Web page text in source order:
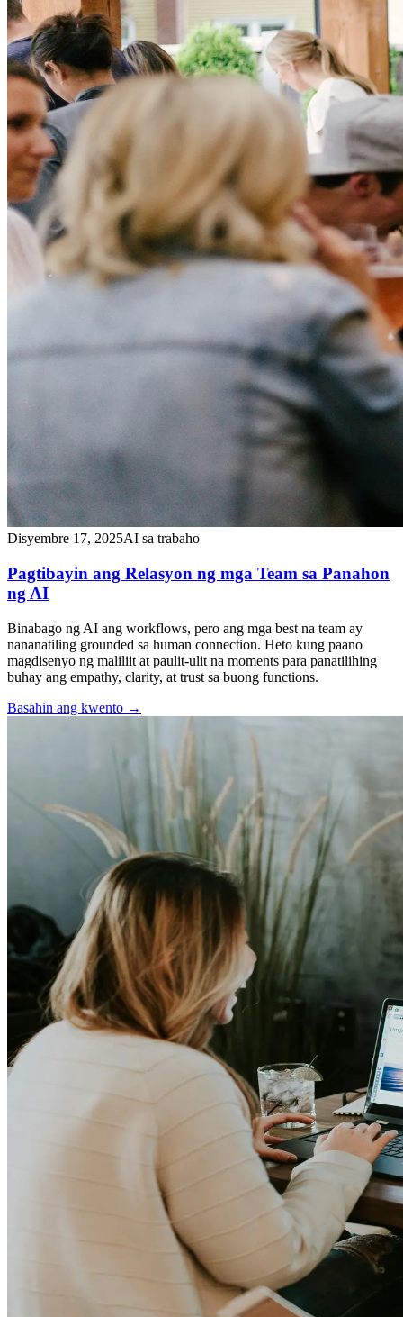
Disyembre 17, 2025AI sa trabaho
Pagtibayin ang Relasyon ng mga Team sa Panahon
ng AI
Binabago ng AI ang workflows, pero ang mga best na team ay
nananatiling grounded sa human connection. Heto kung paano
magdisenyo ng maliliit at paulit-ulit na moments para panatilihing
buhay ang empathy, clarity, at trust sa buong functions.
Basahin ang kwento →